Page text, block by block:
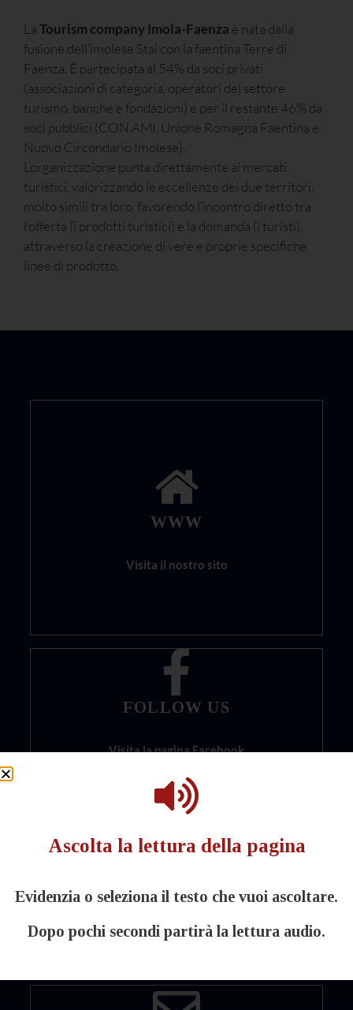
LaTourism company Imola-Faenza è nata dalla
fusione dell’imolese Stai con la faentina Terre di
Faenza. È partecipata al 54% da soci privati
(associazioni di categoria, operatori del settore
turismo, banche e fondazioni) e per il restante 46% da
soci pubblici (CON.AMI, Unione Romagna Faentina e
Nuovo Circondario Imolese).
L’organizzazione punta direttamente ai mercati
turistici, valorizzando le eccellenze dei due territori,
molto simili tra loro, favorendo l’incontro diretto tra
l’offerta (i prodotti turistici) e la domanda (i turisti),
attraverso la creazione di vere e proprie specifiche
linee di prodotto.
WWW
Visita il nostro sito
FOLLOW US
Visita la pagina Facebook
Ascolta la lettura della pagina
Evidenzia o seleziona il testo che vuoi ascoltare.
Dopo pochi secondi partirà la lettura audio.